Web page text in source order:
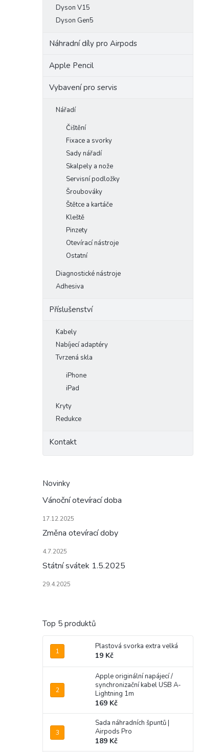
Dyson V15
Dyson Gen5
Náhradní díly pro Airpods
Apple Pencil
Vybavení pro servis
Nářadí
Čištění
Fixace a svorky
Sady nářadí
Skalpely a nože
Servisní podložky
Šroubováky
Štětce a kartáče
Kleště
Pinzety
Otevírací nástroje
Ostatní
Diagnostické nástroje
Adhesiva
Příslušenství
Kabely
Nabíjecí adaptéry
Tvrzená skla
iPhone
iPad
Kryty
Redukce
Kontakt
Novinky
Vánoční otevírací doba
17.12.2025
Změna otevírací doby
4.7.2025
Státní svátek 1.5.2025
29.4.2025
Top 5 produktů
Plastová svorka extra velká
19 Kč
Apple originální napájecí /
synchronizační kabel USB A-
Lightning 1m
169 Kč
Sada náhradních špuntů |
Airpods Pro
189 Kč